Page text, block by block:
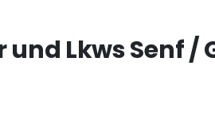
und Lkws Senf /